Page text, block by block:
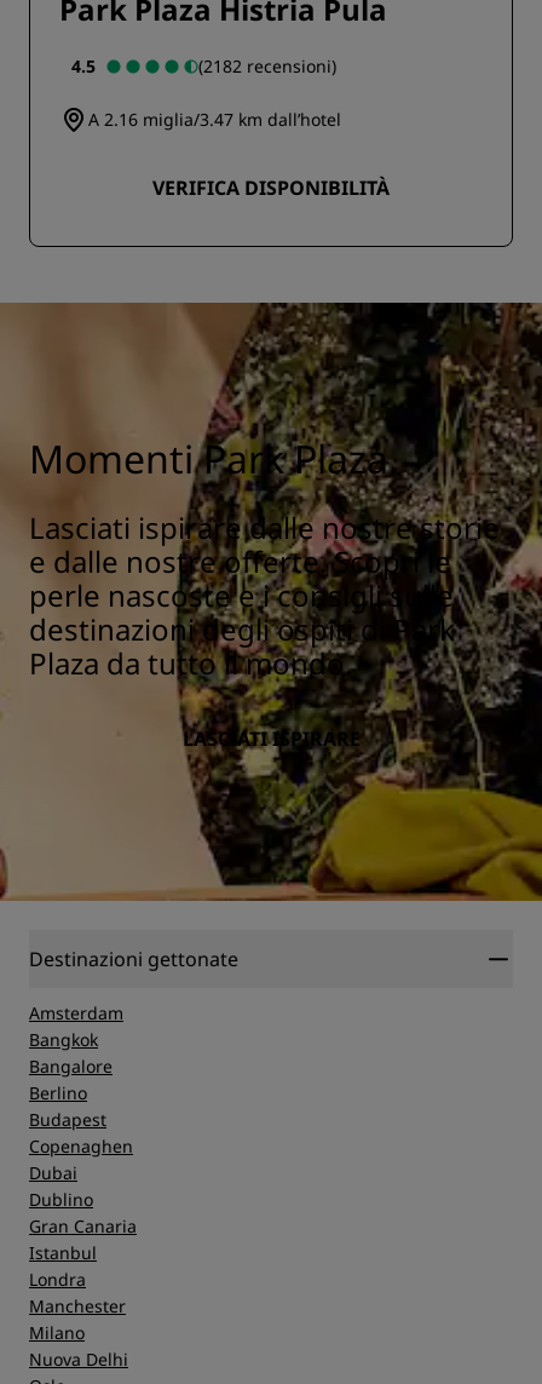
Park Plaza Histria Pula
4.5 (2182 recensioni)
A 2.16 miglia/3.47 km dall’hotel
VERIFICA DISPONIBILITÀ
Momenti Park Plaza
Lasciati ispirare dalle nostre storie
e dalle nostre offerte. Scopri le
perle nascoste e i consigli sulle
destinazioni degli ospiti di Park
Plaza da tutto il mondo.
LASCIATI ISPIRARE
Destinazioni gettonate
Amsterdam
Bangkok
Bangalore
Berlino
Budapest
Copenaghen
Dubai
Dublino
Gran Canaria
Istanbul
Londra
Manchester
Milano
Nuova Delhi